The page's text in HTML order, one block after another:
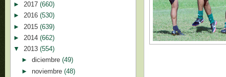
► 2017 (660)
► 2016 (530)
► 2015 (639)
► 2014 (662)
▼ 2013 (554)
► diciembre (49)
► noviembre (48)